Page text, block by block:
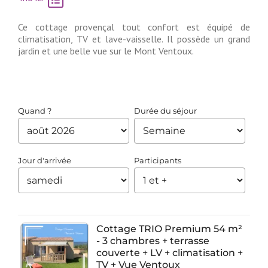
Ce cottage provençal tout confort est équipé de
climatisation, TV et lave-vaisselle. Il possède un grand
jardin et une belle vue sur le Mont Ventoux.